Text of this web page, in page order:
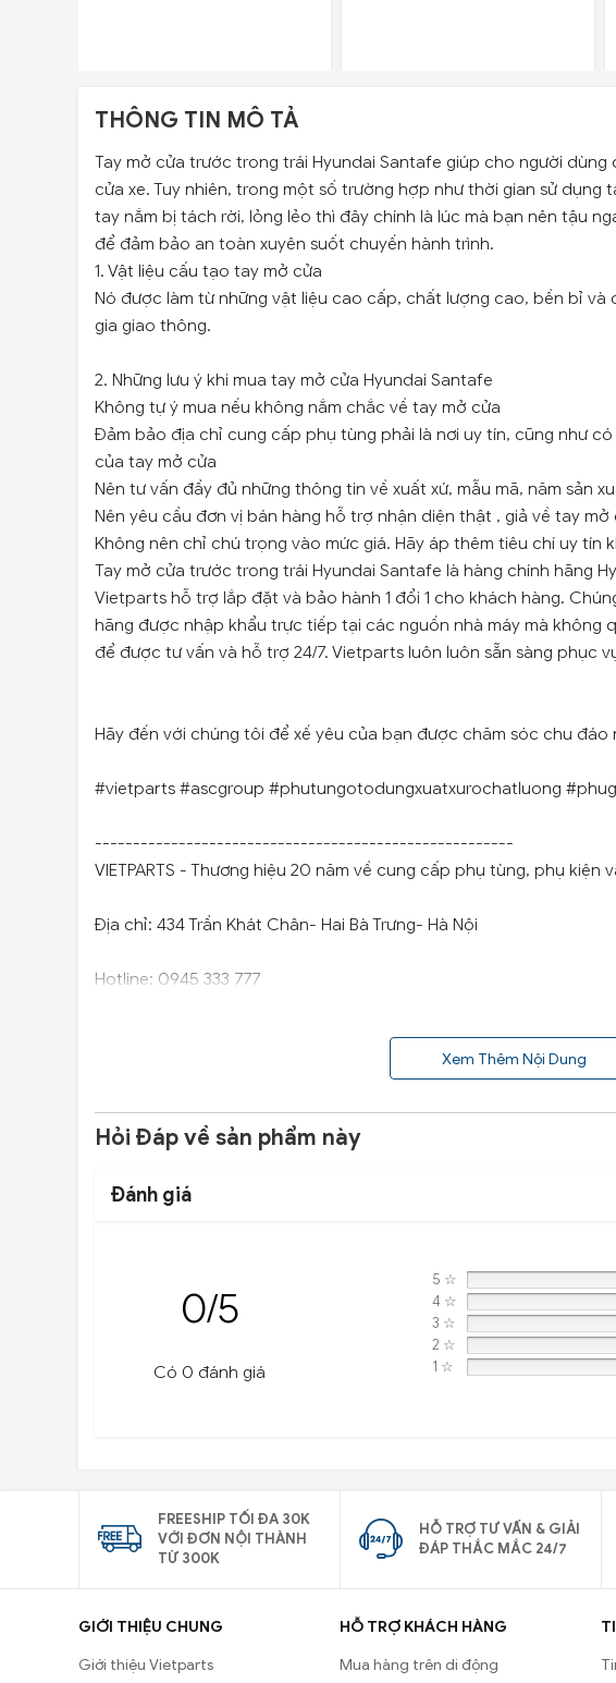
THÔNG TIN MÔ TẢ
Tay mở cửa trước trong trái Hyundai Santafe giúp cho người
cửa xe. Tuy nhiên, trong một số trường hợp như thời gian sử dụng
tay nắm bị tách rời, lỏng lẻo thì đây chính là lúc mà bạn nên tậu
để đảm bảo an toàn xuyên suốt chuyến hành trình.
1. Vật liệu cấu tạo tay mở cửa
Nó được làm từ những vật liệu cao cấp, chất lượng cao, bền bỉ
gia giao thông.
2. Những lưu ý khi mua tay mở cửa Hyundai Santafe
Không tự ý mua nếu không nắm chắc về tay mở cửa
Đảm bảo địa chỉ cung cấp phụ tùng phải là nơi uy tín, cũng như
của tay mở cửa
Nên tư vấn đầy đủ những thông tin về xuất xứ, mẫu mã, năm sản
Nên yêu cầu đơn vị bán hàng hỗ trợ nhận diện thật , giả về tay mở
Không nên chỉ chú trọng vào mức giá. Hãy áp thêm tiêu chí uy tín
Tay mở cửa trước trong trái Hyundai Santafe là hàng chính hãng
Vietparts hỗ trợ lắp đặt và bảo hành 1 đổi 1 cho khách hàng.
hãng được nhập khẩu trực tiếp tại các nguồn nhà máy mà không
để được tư vấn và hỗ trợ 24/7. Vietparts luôn luôn sẵn sàng phục
Hãy đến với chúng tôi để xế yêu của bạn được chăm sóc chu đáo
#vietparts #ascgroup #phutungotodungxuatxurochatluong
-------------------------------------------------------
VIETPARTS - Thương hiệu 20 năm về cung cấp phụ tùng, phụ kiện
Địa chỉ: 434 Trần Khát Chân- Hai Bà Trưng- Hà Nội
Hotline: 0945 333 777
Xem Thêm Nội Dung
Hỏi Đáp về sản phẩm này
Đánh giá
0/5
Có 0 đánh giá
5 ☆
4 ☆
3 ☆
2 ☆
1 ☆
FREESHIP TỐI ĐA 30K
VỚI ĐƠN NỘI THÀNH
TỪ 300K
HỖ TRỢ TƯ VẤN & GIẢI
ĐÁP THẮC MẮC 24/7
GIỚI THIỆU CHUNG
Giới thiệu Vietparts
HỖ TRỢ KHÁCH HÀNG
Mua hàng trên di động